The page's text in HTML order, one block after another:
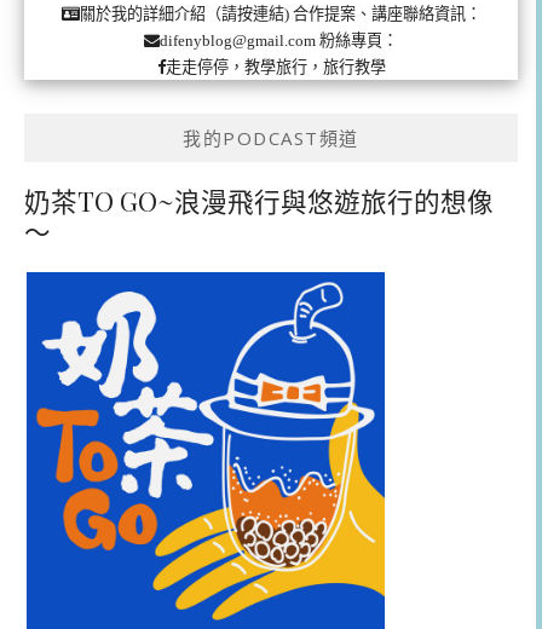
關於我的詳細介紹（請按連結)合作提案、講座聯絡資訊：
difenyblog@gmail.com 粉絲專頁：
走走停停，教學旅行，旅行教學
我的PODCAST頻道
奶茶TO GO~浪漫飛行與悠遊旅行的想像
～